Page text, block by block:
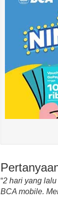
“2 hari yang
BCA mobile.